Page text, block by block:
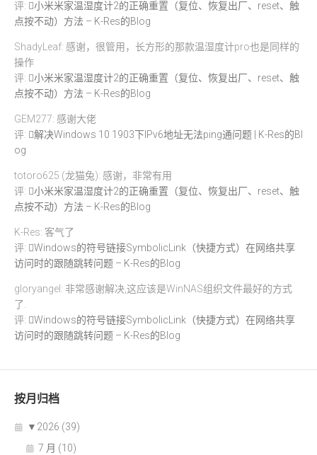
评:
小米米家温湿度计2的正确重置（复位、恢复出厂、reset、触
点按不动）方法 – K-Res的Blog
ShadyLeaf: 感谢，很管用，长方形的那款温湿度计pro也是同样的
操作
评:
小米米家温湿度计2的正确重置（复位、恢复出厂、reset、触
点按不动）方法 – K-Res的Blog
GEM277: 感谢大佬
评:
解决Windows 10 1903下IPv6地址无法ping通问题 | K-Res的Bl
og
totoro625 (龙猫兔): 感谢，非常有用
评:
小米米家温湿度计2的正确重置（复位、恢复出厂、reset、触
点按不动）方法 – K-Res的Blog
K-Res: 客气了
评:
Windows的符号链接SymbolicLink（快捷方式）在网络共享
访问时的跟随跳转问题 – K-Res的Blog
gloryangel: 非常感谢解决,这应该是WinNAS组织文件最好的方式
了.
评:
Windows的符号链接SymbolicLink（快捷方式）在网络共享
访问时的跟随跳转问题 – K-Res的Blog
按月归档
▼ 2026 (39)
7 月 (10)